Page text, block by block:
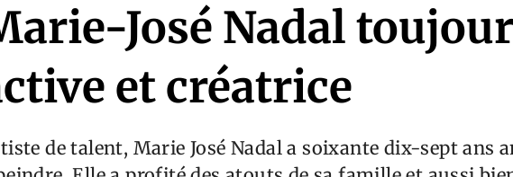
José Nadal
et créatrice
de talent, Marie José Nadal a soixante dix-sept ans